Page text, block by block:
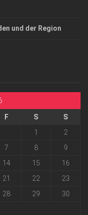
und der Region
F S
S
1
2
7 8
9
14 15
16
21 22
23
28 29
30